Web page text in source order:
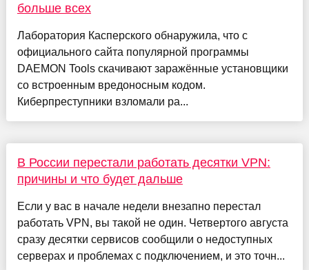
больше всех
Лаборатория Касперского обнаружила, что с
официального сайта популярной программы
DAEMON Tools скачивают заражённые установщики
со встроенным вредоносным кодом.
Киберпреступники взломали ра...
В России перестали работать десятки VPN:
причины и что будет дальше
Если у вас в начале недели внезапно перестал
работать VPN, вы такой не один. Четвертого августа
сразу десятки сервисов сообщили о недоступных
серверах и проблемах с подключением, и это точн...